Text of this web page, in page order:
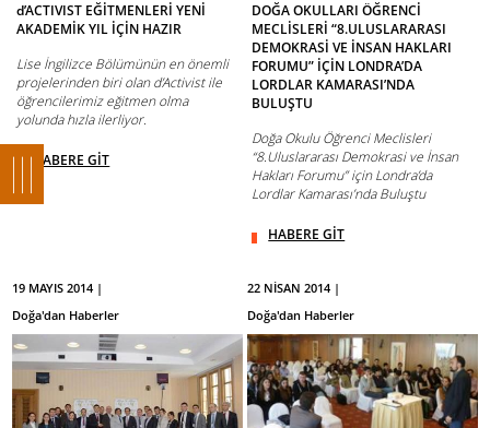
d’ACTIVIST EĞİTMENLERİ YENİ
AKADEMİK YIL İÇİN HAZIR
Lise İngilizce Bölümünün en önemli
projelerinden biri olan d’Activist ile
öğrencilerimiz eğitmen olma
yolunda hızla ilerliyor.
HABERE GİT
DOĞA OKULLARI ÖĞRENCİ
MECLİSLERİ “8.ULUSLARARASI
DEMOKRASİ VE İNSAN HAKLARI
FORUMU” İÇİN LONDRA’DA
LORDLAR KAMARASI’NDA
BULUŞTU
Doğa Okulu Öğrenci Meclisleri
“8.Uluslararası Demokrasi ve İnsan
Hakları Forumu” için Londra’da
Lordlar Kamarası’nda Buluştu
HABERE GİT
19 MAYIS 2014 |
Doğa'dan Haberler
22 NİSAN 2014 |
Doğa'dan Haberler